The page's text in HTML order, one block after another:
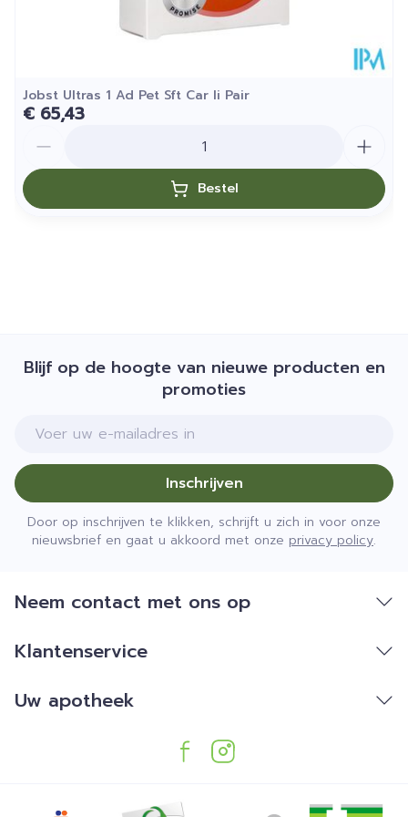
uit de omgevouwde positie te brengen.
Zorg daarna voor een gelijke verdeling van de
kous door te masseren met twee handen totdat
de kous past zonder dat er plooien worden
gevormd. Bij deze stap wordt aanbevolen om
rubberen handschoenen te dragen.
Jobst Ultras 1 Ad Pet Sft Car Ii Pair
€ 65,43
Bestel
Blijf op de hoogte van nieuwe producten en
promoties
E-mail adres
Inschrijven
Door op inschrijven te klikken, schrijft u zich in voor onze
nieuwsbrief en gaat u akkoord met onze privacy policy.
Neem contact met ons op
Klantenservice
Uw apotheek